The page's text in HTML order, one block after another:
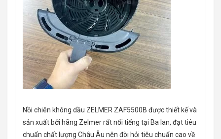
Nồi chiên không dầu ZELMER ZAF5500B được thiết kế và
sản xuất bởi hãng Zelmer rất nổi tiếng tại Ba lan, đạt tiêu
chuẩn chất lượng Châu Âu nên đòi hỏi tiêu chuẩn cao về